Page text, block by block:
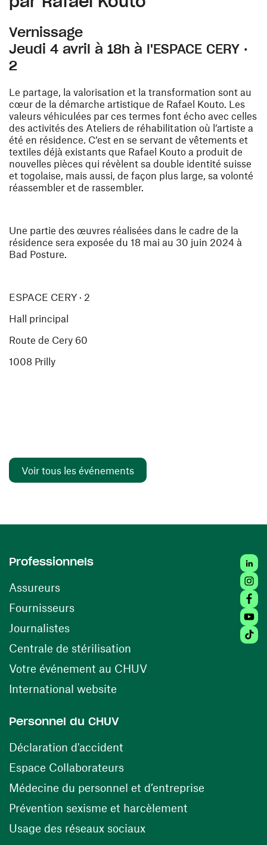
Vernissage
Jeudi 4 avril à 18h à l'ESPACE CERY ·
2
Le partage, la valorisation et la transformation sont au
cœur de la démarche artistique de Rafael Kouto. Les
valeurs véhiculées par ces termes font écho avec celles
des activités des Ateliers de réhabilitation où l’artiste a
été en résidence. C’est en se servant de vêtements et
textiles déjà existants que Rafael Kouto a produit de
nouvelles pièces qui révèlent sa double identité suisse
et togolaise, mais aussi, de façon plus large, sa volonté
réassembler et de rassembler.
Une partie des œuvres réalisées dans le cadre de la
résidence sera exposée du 18 mai au 30 juin 2024 à
Bad Posture.
ESPACE CERY · 2
Hall principal
Route de Cery 60
1008 Prilly
Voir tous les événements
Professionnels
Assureurs
Fournisseurs(ouvre une nouvelle fenêtre)
Journalistes
Centrale de stérilisation (ouvre une nouvelle
Votre événement au CHUV(ouvre une nouvelle
International website
Personnel du CHUV
Déclaration d'accident
Espace Collaborateurs(ouvre une nouvelle fenêtre)
Médecine du personnel et d’entreprise
Prévention sexisme et harcèlement
Usage des réseaux sociaux(ouvre une nouvelle